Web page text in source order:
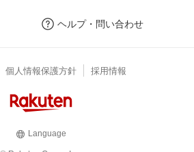
ヘルプ・問い合わせ
個人情報保護方針 採用情報
Language